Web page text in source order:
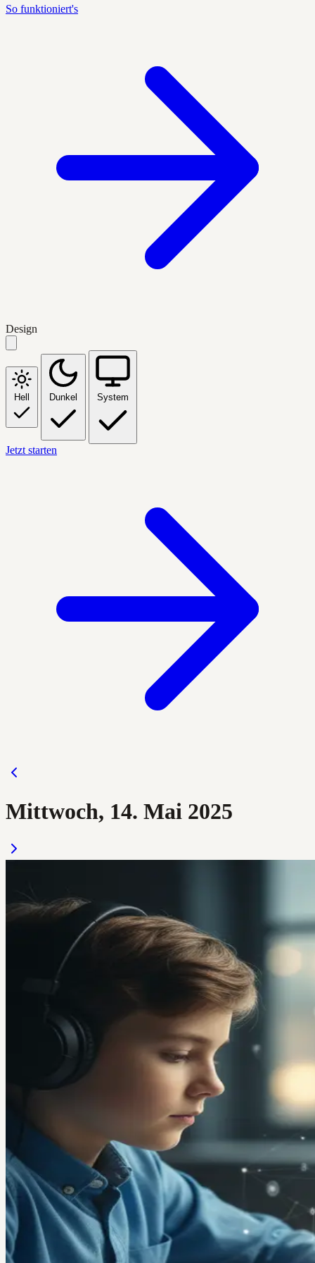
So funktioniert's
Design
Hell Dunkel System
Jetzt starten
Mittwoch, 14. Mai 2025